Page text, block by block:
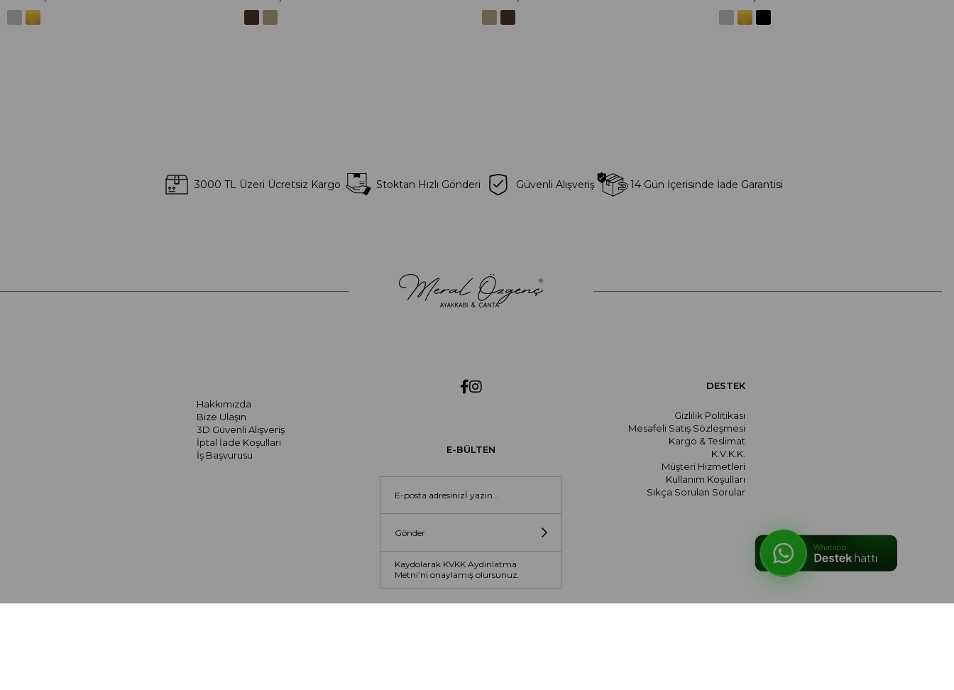
3000 TL Üzeri Ücretsiz Kargo Stoktan Hızlı Gönderi Güvenli Alışveriş 14 Gün İçerisinde İade Garantisi
Hakkımızda
Bize Ulaşın
3D Güvenli Alışveriş
İptal İade Koşulları
İş Başvurusu
E-BÜLTEN
Gönder
Kaydolarak KVKK Aydınlatma
Metni’ni onaylamış olursunuz.
DESTEK
Gizlilik Politikası
Mesafeli Satış Sözleşmesi
Kargo & Teslimat
K.V.K.K.
Müşteri Hizmetleri
Kullanım Koşulları
Sıkça Sorulan Sorular